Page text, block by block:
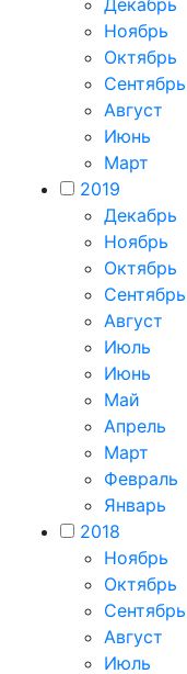
Декабрь
Ноябрь
Октябрь
Сентябрь
Август
Июнь
Март
2019
Декабрь
Ноябрь
Октябрь
Сентябрь
Август
Июль
Июнь
Май
Апрель
Март
Февраль
Январь
2018
Ноябрь
Октябрь
Сентябрь
Август
Июль